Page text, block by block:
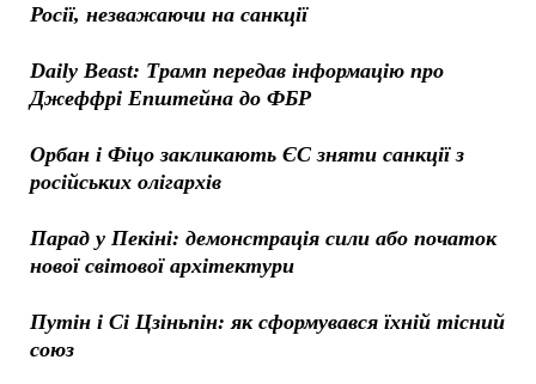
Росії, незважаючи на санкції
Daily Beast: Трамп передав інформацію про
Джеффрі Епштейна до ФБР
Орбан і Фіцо закликають ЄС зняти санкції з
російських олігархів
Парад у Пекіні: демонстрація сили або початок
нової світової архітектури
Путін і Сі Цзіньпін: як сформувався їхній тісний
союз